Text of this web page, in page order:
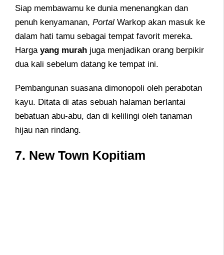
Siap membawamu ke dunia menenangkan dan
penuh kenyamanan, Portal Warkop akan masuk ke
dalam hati tamu sebagai tempat favorit mereka.
Harga yang murah juga menjadikan orang berpikir
dua kali sebelum datang ke tempat ini.
Pembangunan suasana dimonopoli oleh perabotan
kayu. Ditata di atas sebuah halaman berlantai
bebatuan abu-abu, dan di kelilingi oleh tanaman
hijau nan rindang.
7. New Town Kopitiam